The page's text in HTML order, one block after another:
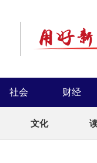
社会 财经
文化